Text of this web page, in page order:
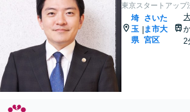
東京スタートアップ
埼
玉
県
|
さいた
ま市大
宮区
2